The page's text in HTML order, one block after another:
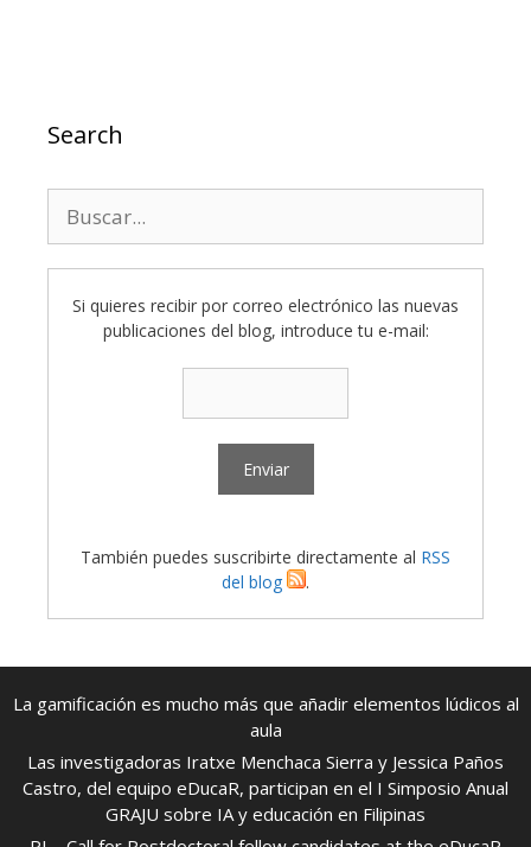
Search
Si quieres recibir por correo electrónico las nuevas
publicaciones del blog, introduce tu e-mail:
También puedes suscribirte directamente al RSS
del blog
.
La gamificación es mucho más que añadir elementos lúdicos al
aula
Las investigadoras Iratxe Menchaca Sierra y Jessica Paños
Castro, del equipo eDucaR, participan en el I Simposio Anual
GRAJU sobre IA y educación en Filipinas